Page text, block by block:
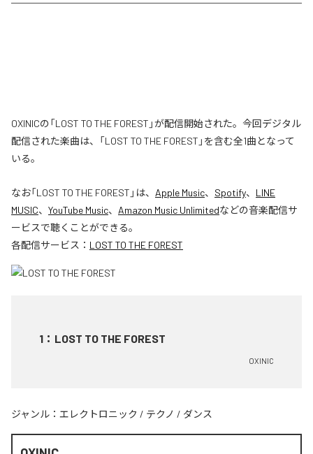
OXINICの「LOST TO THE FOREST」が配信開始された。今回デジタル
配信された楽曲は、「LOST TO THE FOREST」を含む全1曲となって
いる。
なお「LOST TO THE FOREST 」は、 Apple Music、 Spotify、 LINE
MUSIC、 YouTube Music、 Amazon Music Unlimitedなどの音楽配信サ
ービスで聴くことができる。
各配信サービス： LOST TO THE FOREST
1 ： LOST TO THE FOREST
OXINIC
ジャンル： エレクトロニック / テクノ / ダンス